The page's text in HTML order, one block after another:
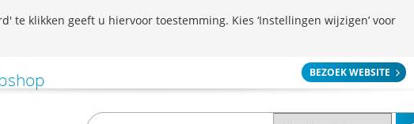
BEZOEK WEBSITE
te klikken geeft u hiervoor toestemming. Kies ‘Instellingen wijzigen’ voor